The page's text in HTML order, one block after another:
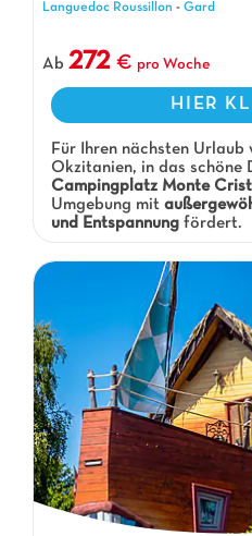
Languedoc Roussillon - Gard
Ab 272 pro Woche
HIER
Für Ihren nächsten Urlaub
Okzitanien, in das schöne
Campingplatz Monte
Umgebung mit
und Entspannung fördert.